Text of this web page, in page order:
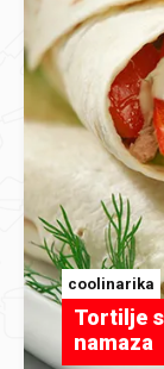
coolinarika
Tortilje
namaza